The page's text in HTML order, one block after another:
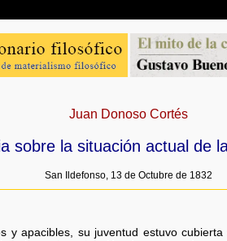
Juan Donoso Cortés
sobre la situación actual de
San Ildefonso, 13 de Octubre de 1832
y apacibles, su juventud estuvo